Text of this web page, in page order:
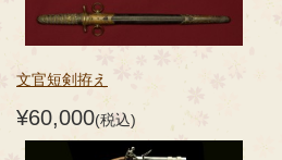
文官短剣拵え
¥60,000(税込)